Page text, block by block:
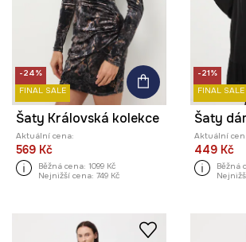
-24%
FINAL SALE
Šaty Královská kolekce
Aktuální cena:
569 Kč
Běžná cena: 1099 Kč
Nejnižší cena: 749 Kč
-21%
FINAL SALE
Aktuální
449 Kč
Běžná